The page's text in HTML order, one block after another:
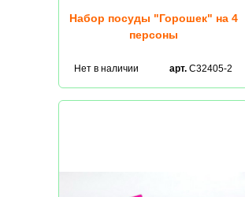
Набор посуды "Горошек" на 4
персоны
Нет в наличии арт. С32405-2